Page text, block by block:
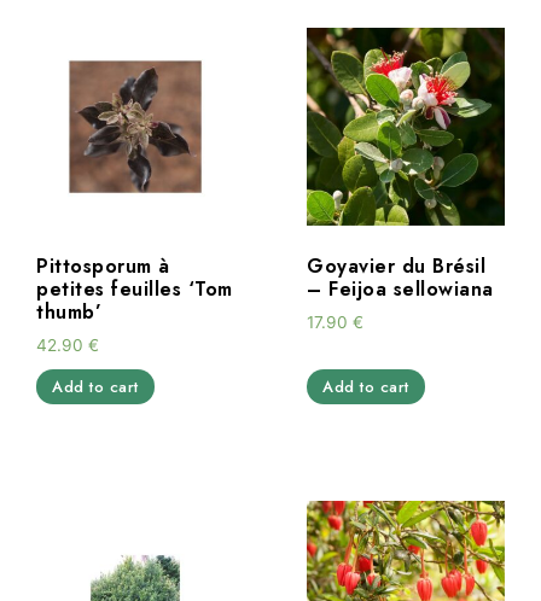
Pittosporum à
petites feuilles ‘Tom
thumb’
42.90 €
Add to cart
Goyavier du Brésil
– Feijoa sellowiana
17.90 €
Add to cart